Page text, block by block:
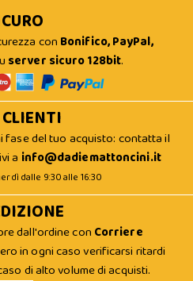
con Bonifico, PayPal,
server sicuro 128bit.
fase del tuo acquisto: contatta il
a info@dadiemattoncini.it
dalle 9:30 alle 16:30
dall'ordine con Corriere
in ogni caso verificarsi ritardi
di alto volume di acquisti.